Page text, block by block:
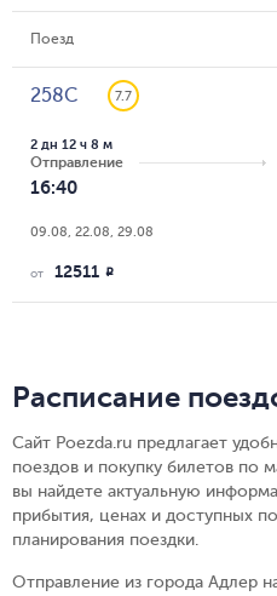
Поезд
258С 7.7
Отправление
16:40
2 дн 12 ч 8 м
09.08, 22.08, 29.08
от 12511 R
Расписание
Сайт Poezda.ru предлагает
поездов и покупку билетов по
вы найдете актуальную
прибытия, ценах и доступных
планирования поездки.
Отправление из города Адлер